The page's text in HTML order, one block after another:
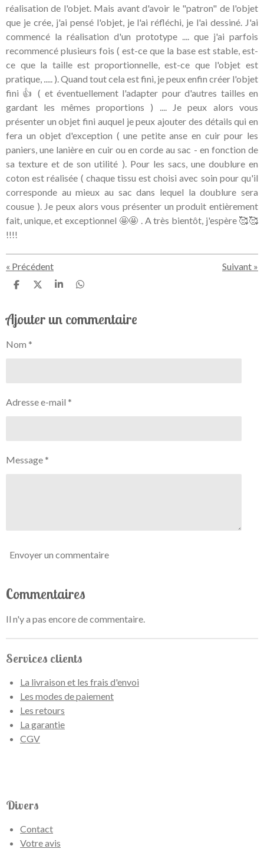
réalisation de l'objet. Mais avant d'avoir le "patron" de l'objet
que je crée, j'ai pensé l'objet, je l'ai réfléchi, je l'ai dessiné. J'ai
commencé la réalisation d'un prototype .... que j'ai parfois
recommencé plusieurs fois ( est-ce que la base est stable, est-
ce que la taille est proportionnelle, est-ce que l'objet est
pratique, ..... ). Quand tout cela est fini, je peux enfin créer l'objet
fini 👍 ( et éventuellement l'adapter pour d'autres tailles en
gardant les mêmes proportions ) .... Je peux alors vous
présenter un objet fini auquel je peux ajouter des détails qui en
fera un objet d'exception ( une petite anse en cuir pour les
paniers, une lanière en cuir ou en corde au sac - en fonction de
sa texture et de son utilité ). Pour les sacs, une doublure en
coton est réalisée ( chaque tissu est choisi avec soin pour qu'il
corresponde au mieux au sac dans lequel la doublure sera
cousue ). Je peux alors vous présenter un produit entièrement
fait, unique, et exceptionnel 🤩🤩 . A très bientôt, j'espère 🥰🥰
!!!!
« Précédent Suivant »
P
t
a
e
P
t
a
P
t
a
P
t
a
Ajouter un commentaire
Nom *
Adresse e-mail *
Message *
Envoyer un commentaire
Commentaires
Il n'y a pas encore de commentaire.
Services clients
La livraison et les frais d'envoi
Les modes de paiement
Les retours
La garantie
CGV
Divers
Contact
Votre avis